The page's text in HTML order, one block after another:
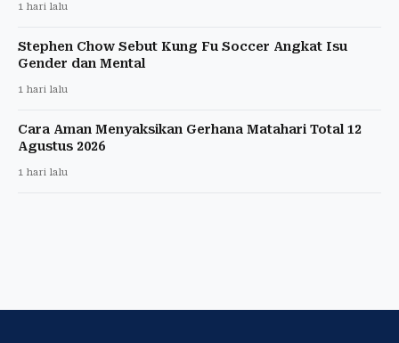
1 hari lalu
Stephen Chow Sebut Kung Fu Soccer Angkat Isu
Gender dan Mental
1 hari lalu
Cara Aman Menyaksikan Gerhana Matahari Total 12
Agustus 2026
1 hari lalu